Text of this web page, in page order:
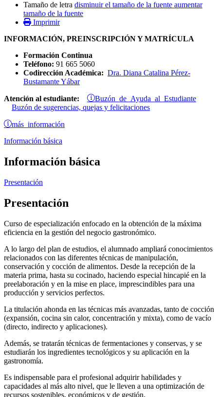
Tamaño de letra disminuir el tamaño de la fuente aumentar
tamaño de la fuente
Imprimir
INFORMACIÓN, PREINSCRIPCIÓN Y MATRÍCULA
Formación Continua
Teléfono: 91 665 5060
Codirección Académica: Dra. Diana Catalina Pérez-
Bustamante Yábar
Atención al estudiante: Buzón de Ayuda al Estudiante
Buzón de sugerencias, quejas y felicitaciones
más información
Información básica
Información básica
Presentación
Presentación
Curso de especialización enfocado en la obtención de la máxima
eficiencia en la gestión del negocio gastronómico.
A lo largo del plan de estudios, el alumnado ampliará conocimientos
relacionados con las diferentes técnicas de manipulación,
conservación y cocción de alimentos. Desde la recepción de la
materia prima, hasta su cocinado, haciendo especial hincapié en la
preelaboración y en la mise en place, imprescindibles para una
producción y servicios perfectos.
La titulación ahonda en las técnicas más avanzadas, tanto de cocción
(expansión, cocina sin calor, concentración y mixta), como de vacío
(directo, indirecto y aplicaciones).
Además, se tratarán técnicas de fermentaciones y conservas, y se
estudiarán los ingredientes tecnológicos y su aplicación en la
gastronomía.
Es indispensable para el profesional adquirir habilidades y
capacidades al más alto nivel, que le lleven a una optimización de
recursos sostenibles, económicos y de gestión.